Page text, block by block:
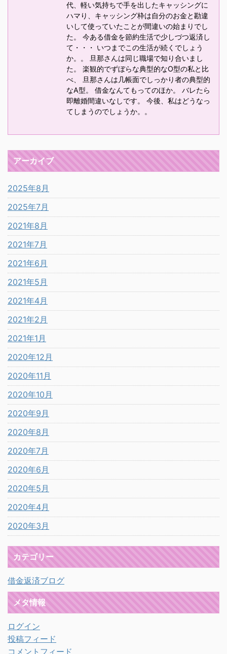
代、軽い気持ちで手を出したキャッシングに
ハマり、キャッシング枠は自分のお金と勘違
いして使っていたことが間違いの始まりでし
た。 今ある借金を節約生活で少しづつ返済し
て・・・ いつまでこの生活が続くでしょう
か。。 旦那さんは同じ職場で知り合いまし
た。 楽観的でずぼらな典型的なO型の私と比
べ、 旦那さんは几帳面でしっかり者の典型的
なA型。 借金なんてもってのほか。 バレたら
即離婚間違いなしです。 今後、私はどうなっ
てしまうのでしょうか。。
アーカイブ
2025年8月
2025年7月
2021年8月
2021年7月
2021年6月
2021年5月
2021年4月
2021年2月
2021年1月
2020年12月
2020年11月
2020年10月
2020年9月
2020年8月
2020年7月
2020年6月
2020年5月
2020年4月
2020年3月
カテゴリー
借金返済ブログ
メタ情報
ログイン
投稿フィード
コメントフィード